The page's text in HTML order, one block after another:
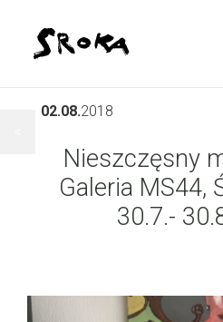
02.08.2018
Nieszczęsny
Galeria MS44,
30.7.-